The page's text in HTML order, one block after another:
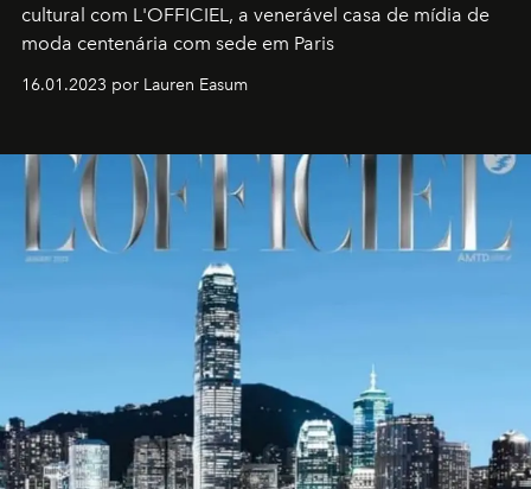
cultural com L'OFFICIEL, a venerável casa de mídia de
moda centenária com sede em Paris
16.01.2023 por Lauren Easum